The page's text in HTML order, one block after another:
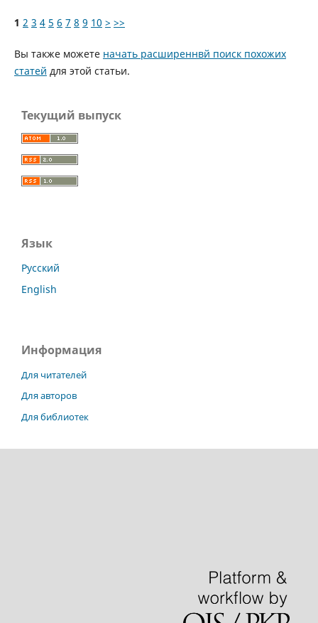
1 2 3 4 5 6 7 8 9 10 > >>
Вы также можете начать расширеннвй поиск похожих
статей для этой статьи.
Текущий выпуск
Язык
Русский
English
Информация
Для читателей
Для авторов
Для библиотек